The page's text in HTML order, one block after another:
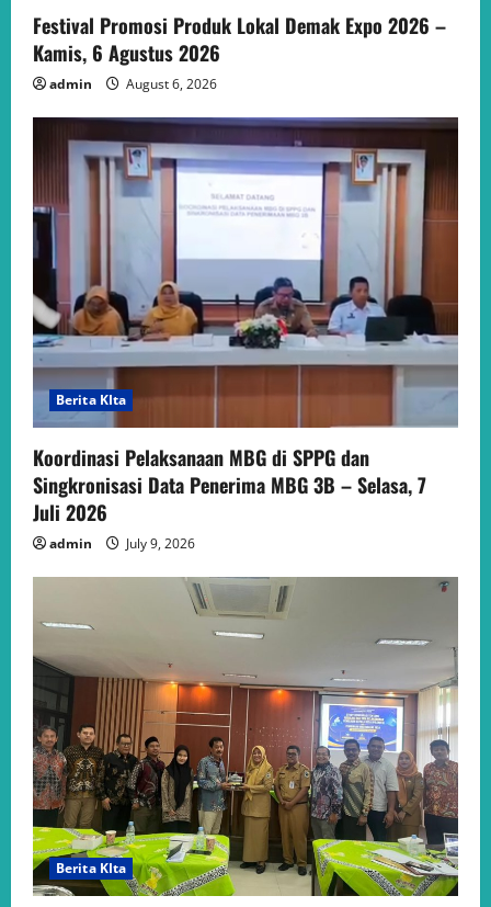
Festival Promosi Produk Lokal Demak Expo 2026 –
Kamis, 6 Agustus 2026
admin August 6, 2026
Berita KIta
Koordinasi Pelaksanaan MBG di SPPG dan
Singkronisasi Data Penerima MBG 3B – Selasa, 7
Juli 2026
admin July 9, 2026
Berita KIta